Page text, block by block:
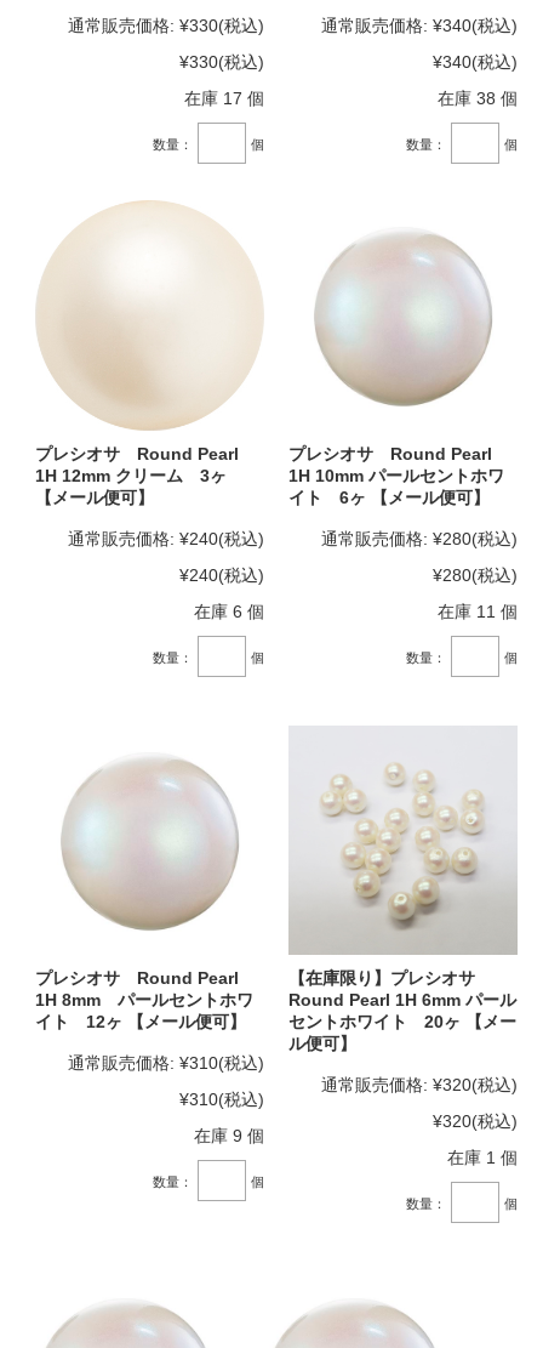
通常販売価格: ¥330(税込)
¥330(税込)
在庫 17 個
数量： 個
通常販売価格: ¥340(税込)
¥340(税込)
在庫 38 個
数量： 個
プレシオサ Round Pearl
1H 12mm クリーム 3ヶ
【メール便可】
通常販売価格: ¥240(税込)
¥240(税込)
在庫 6 個
数量： 個
プレシオサ Round Pearl
1H 10mm パールセントホワ
イト 6ヶ 【メール便可】
通常販売価格: ¥280(税込)
¥280(税込)
在庫 11 個
数量： 個
プレシオサ Round Pearl
1H 8mm パールセントホワ
イト 12ヶ 【メール便可】
通常販売価格: ¥310(税込)
¥310(税込)
在庫 9 個
数量： 個
【在庫限り】プレシオサ
Round Pearl 1H 6mm パール
セントホワイト 20ヶ 【メー
ル便可】
通常販売価格: ¥320(税込)
¥320(税込)
在庫 1 個
数量： 個